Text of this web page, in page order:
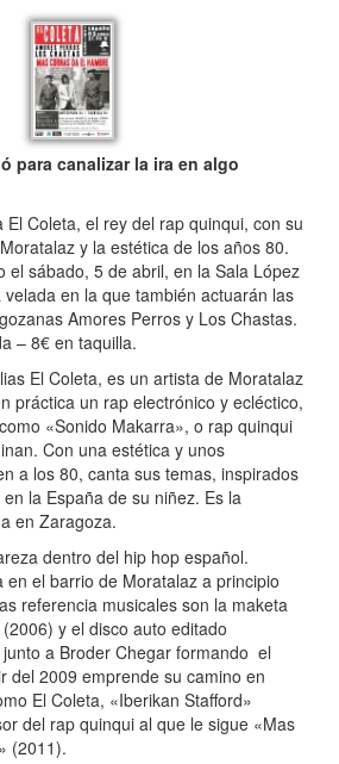
para canalizar la ira en algo
Coleta, el rey del rap quinqui, con su
y la estética de los años 80.
el sábado, 5 de abril, en la Sala López
en la que también actuarán las
Amores Perros y Los Chastas.
– 8€ en taquilla.
El Coleta, es un artista de Moratalaz
práctica un rap electrónico y ecléctico,
«Sonido Makarra», o rap quinqui
Con una estética y unos
a los 80, canta sus temas, inspirados
la España de su niñez. Es la
en Zaragoza.
dentro del hip hop español.
en el barrio de Moratalaz a principio
referencia musicales son la maketa
y el disco auto editado
a Broder Chegar formando el
del 2009 emprende su camino en
El Coleta, «Iberikan Stafford»
del rap quinqui al que le sigue «Mas
(2011).